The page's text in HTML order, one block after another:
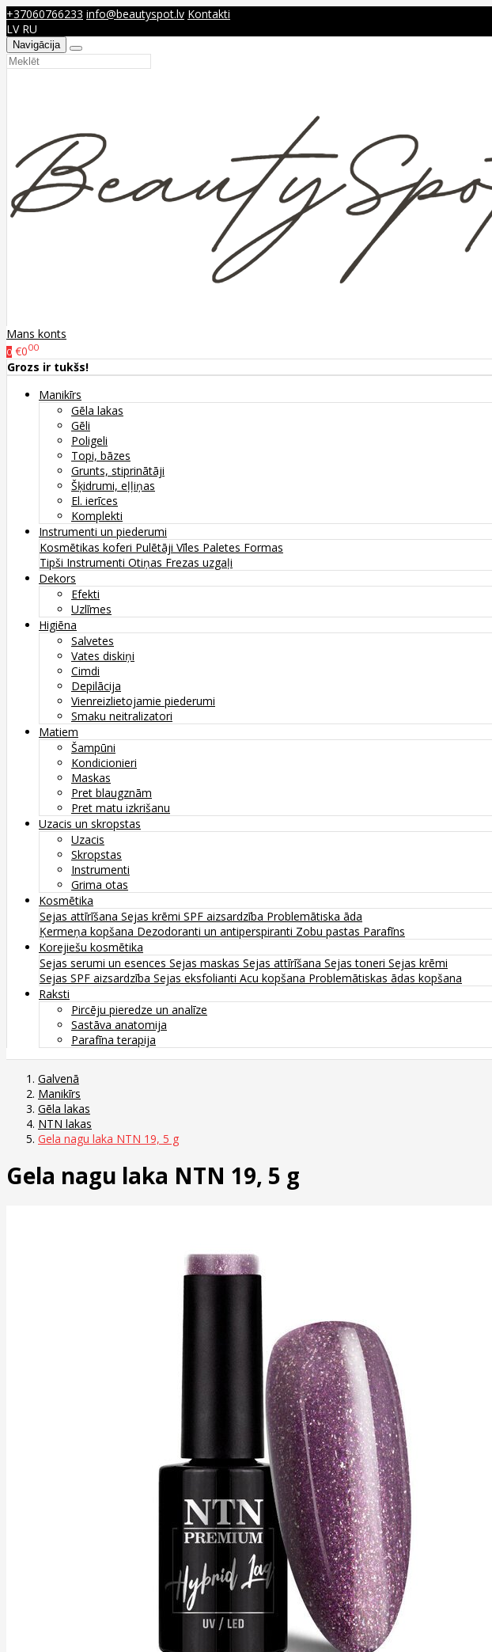
+37060766233 info@beautyspot.lv Kontakti
LV RU
Navigācija
Mans konts
0 €000
Grozs ir tukšs!
Manikīrs
Gēla lakas
Gēli
Poligeli
Topi, bāzes
Grunts, stiprinātāji
Šķidrumi, eļļiņas
El. ierīces
Komplekti
Instrumenti un piederumi
Kosmētikas koferi Pulētāji Vīles Paletes Formas
Tipši Instrumenti Otiņas Frezas uzgaļi
Dekors
Efekti
Uzlīmes
Higiēna
Salvetes
Vates diskiņi
Cimdi
Depilācija
Vienreizlietojamie piederumi
Smaku neitralizatori
Matiem
Šampūni
Kondicionieri
Maskas
Pret blaugznām
Pret matu izkrišanu
Uzacis un skropstas
Uzacis
Skropstas
Instrumenti
Grima otas
Kosmētika
Sejas attīrīšana Sejas krēmi SPF aizsardzība Problemātiska āda
Ķermeņa kopšana Dezodoranti un antiperspiranti Zobu pastas Parafīns
Korejiešu kosmētika
Sejas serumi un esences Sejas maskas Sejas attīrīšana Sejas toneri Sejas krēmi
Sejas SPF aizsardzība Sejas eksfolianti Acu kopšana Problemātiskas ādas kopšana
Raksti
Pircēju pieredze un analīze
Sastāva anatomija
Parafīna terapija
Galvenā
Manikīrs
Gēla lakas
NTN lakas
Gela nagu laka NTN 19, 5 g
Gela nagu laka NTN 19, 5 g